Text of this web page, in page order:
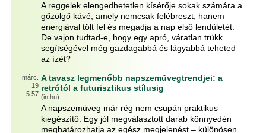
A reggelek elengedhetetlen kísérője sokak számára a
gőzölgő kávé, amely nemcsak felébreszt, hanem
energiával tölt fel és megadja a nap első lendületét.
De vajon tudtad-e, hogy egy apró, váratlan trükk
segítségével még gazdagabbá és lágyabbá teheted
az ízét?
márc.
19
5:57
A tavasz legmenőbb napszemüvegtrendjei: a
retrótól a futurisztikus stílusig
(in.hu)
A napszemüveg már rég nem csupán praktikus
kiegészítő. Egy jól megválasztott darab könnyedén
meghatározhatja az egész megjelenést – különösen